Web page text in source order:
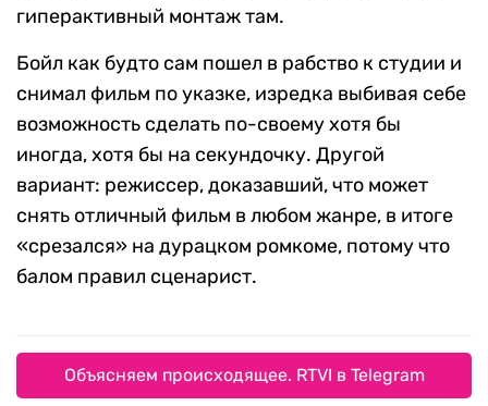
гиперактивный монтаж там.
Бойл как будто сам пошел в рабство к студии и
снимал фильм по указке, изредка выбивая себе
возможность сделать по-своему хотя бы
иногда, хотя бы на секундочку. Другой
вариант: режиссер, доказавший, что может
снять отличный фильм в любом жанре, в итоге
«срезался» на дурацком ромкоме, потому что
балом правил сценарист.
Объясняем происходящее. RTVI в Telegram